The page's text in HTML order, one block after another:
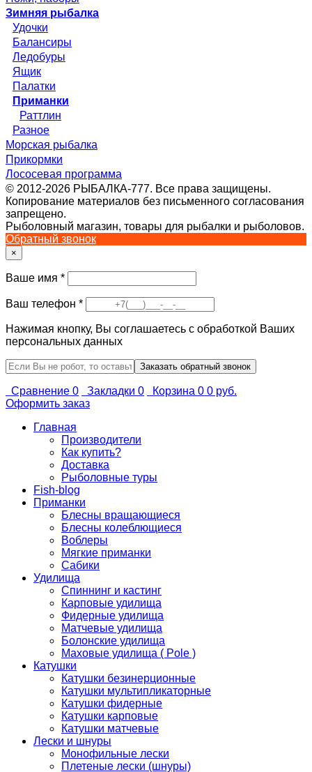
Зимняя рыбалка
Удочки
Балансиры
Ледобуры
Ящик
Палатки
Приманки
Раттлин
Разное
Морская рыбалка
Прикормки
Лососевая программа
© 2012-2026 РЫБАЛКА-777. Все права защищены.
Копирование материалов без письменного согласования
запрещено.
Рыболовный магазин, товары для рыбалки и рыболовов.
Обратный звонок
×
Ваше имя *
Ваш телефон *
Нажимая кнопку, Вы соглашаетесь с обработкой Ваших
персональных данных
Сравнение 0 Закладки 0 Корзина 0 0 руб.
Оформить заказ
Главная
Производители
Как купить?
Доставка
Рыболовные туры
Fish-blog
Приманки
Блесны вращающиеся
Блесны колеблющиеся
Воблеры
Мягкие приманки
Сабики
Удилища
Спиннинг и кастинг
Карповые удилища
Фидерные удилища
Матчевые удилища
Болонские удилища
Маховые удилища ( Pole )
Катушки
Катушки безинерционные
Катушки мультипликаторные
Катушки фидерные
Катушки карповые
Катушки матчевые
Лески и шнуры
Монофильные лески
Плетеные лески (шнуры)